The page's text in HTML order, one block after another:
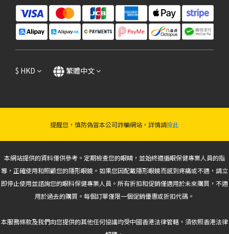
$ HKD 繁體中文
提醒您，慎防偽冒本公司詐騙網站，詳情請按此
本網站提供的資料僅供參考。定期檢查您的眼睛，並始終遵循眼保健專業人員的指
導，正確使用和照顧您的隱形眼鏡。如果您因配戴隱形眼鏡而感到疼痛或不適，請立
即停止使用並諮詢您的眼科保健專業人員。所有折扣和促銷僅適用於未來購買，不適
用於過去的購買。每個訂單僅限一個促銷優惠或折扣代碼。
本服務條款及我們向您提供的其他任何協議均受中國香港法律管轄，須依照香港法律